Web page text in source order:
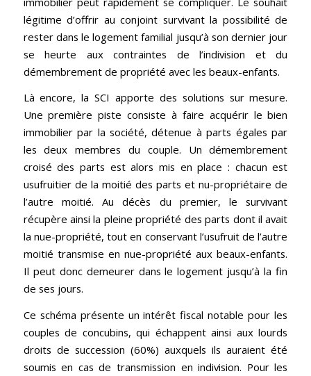
légitime d’offrir au conjoint survivant la possibilité de
rester dans le logement familial jusqu’à son dernier jour
se heurte aux contraintes de l’indivision et du
démembrement de propriété avec les beaux-enfants.
Là encore, la SCI apporte des solutions sur mesure.
Une première piste consiste à faire acquérir le bien
immobilier par la société, détenue à parts égales par
les deux membres du couple. Un démembrement
croisé des parts est alors mis en place : chacun est
usufruitier de la moitié des parts et nu-propriétaire de
l’autre moitié. Au décès du premier, le survivant
récupère ainsi la pleine propriété des parts dont il avait
la nue-propriété, tout en conservant l’usufruit de l’autre
moitié transmise en nue-propriété aux beaux-enfants.
Il peut donc demeurer dans le logement jusqu’à la fin
de ses jours.
Ce schéma présente un intérêt fiscal notable pour les
couples de concubins, qui échappent ainsi aux lourds
droits de succession (60%) auxquels ils auraient été
soumis en cas de transmission en indivision. Pour les